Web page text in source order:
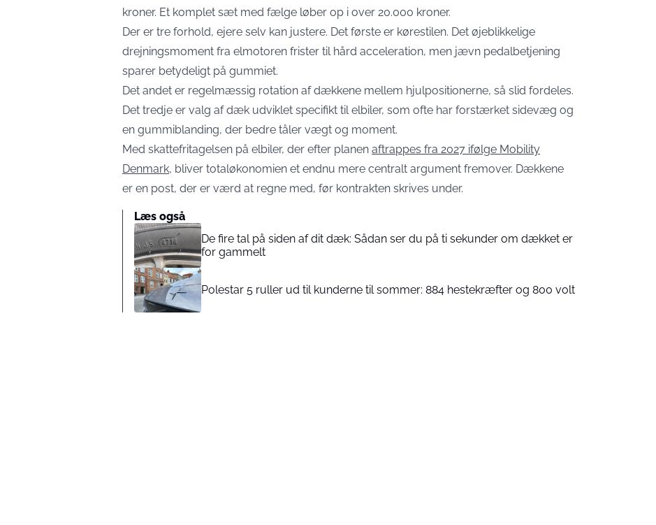
kroner. Et komplet sæt med fælge løber op i over 20.000 kroner.
Der er tre forhold, ejere selv kan justere. Det første er kørestilen. Det øjeblikkelige
drejningsmoment fra elmotoren frister til hård acceleration, men jævn pedalbetjening
sparer betydeligt på gummiet.
Det andet er regelmæssig rotation af dækkene mellem hjulpositionerne, så slid fordeles.
Det tredje er valg af dæk udviklet specifikt til elbiler, som ofte har forstærket sidevæg og
en gummiblanding, der bedre tåler vægt og moment.
Med skattefritagelsen på elbiler, der efter planen aftrappes fra 2027 ifølge Mobility
Denmark, bliver totaløkonomien et endnu mere centralt argument fremover. Dækkene
er en post, der er værd at regne med, før kontrakten skrives under.
Læs også
De fire tal på siden af dit dæk: Sådan ser du på ti sekunder om dækket er
for gammelt
Polestar 5 ruller ud til kunderne til sommer: 884 hestekræfter og 800 volt